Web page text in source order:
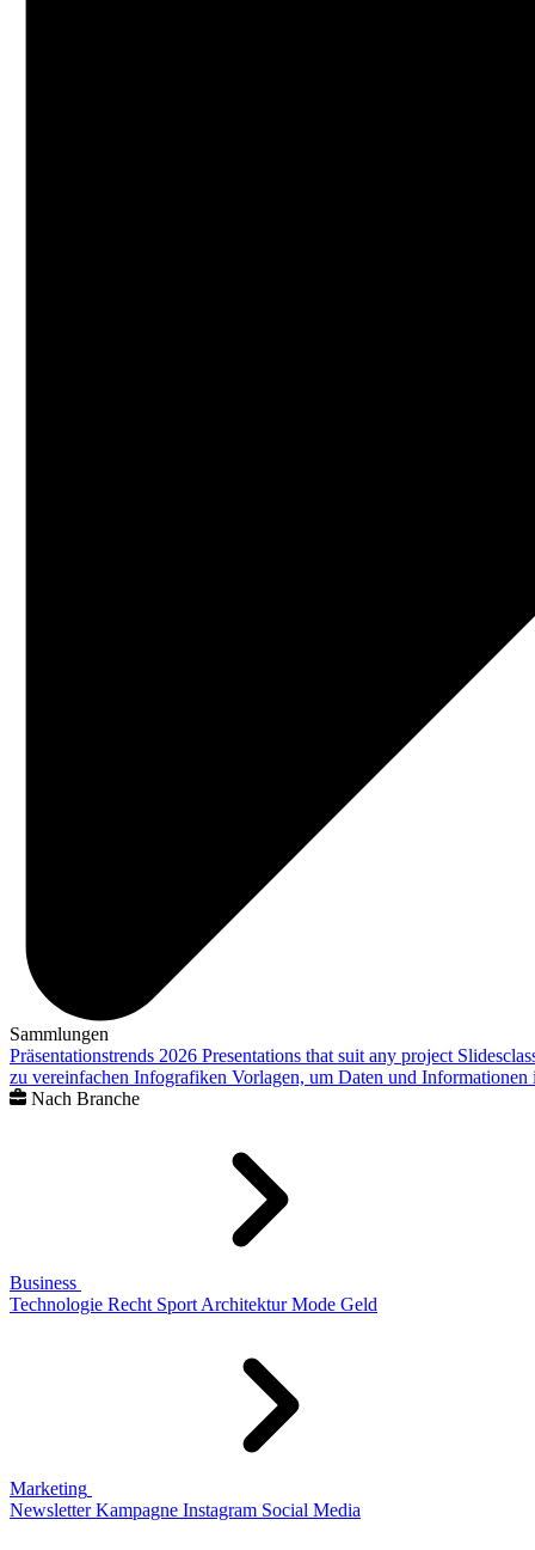
Sammlungen
Präsentationstrends 2026 Presentations that suit any project
zu vereinfachen Infografiken Vorlagen, um Daten und
Nach Branche
Business
Technologie Recht Sport Architektur Mode Geld
Marketing
Newsletter Kampagne Instagram Social Media